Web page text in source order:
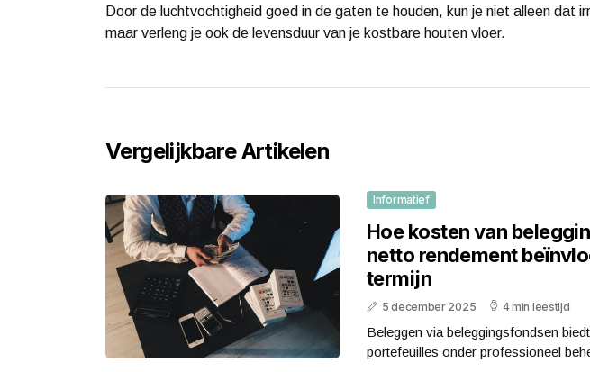
Door de luchtvochtigheid goed in de gaten te houden, kun je niet alleen dat
maar verleng je ook de levensduur van je kostbare houten vloer.
Vergelijkbare Artikelen
Informatief
Hoe kosten van
netto rendement
termijn
5 december 2025 4 min leestijd
Beleggen via beleggingsfondsen
portefeuilles onder professioneel